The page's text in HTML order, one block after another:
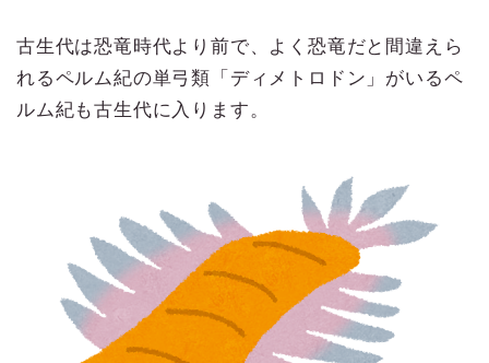
古生代は恐竜時代より前で、よく恐竜だと間違えら
れるペルム紀の単弓類「ディメトロドン」がいるペ
ルム紀も古生代に入ります。